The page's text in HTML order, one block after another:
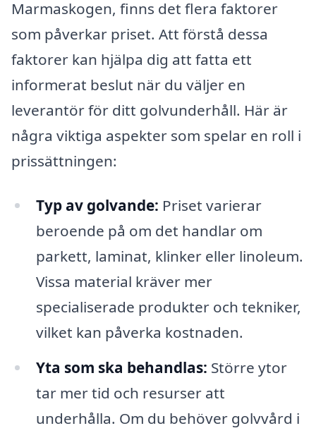
Marmaskogen, finns det flera faktorer
som påverkar priset. Att förstå dessa
faktorer kan hjälpa dig att fatta ett
informerat beslut när du väljer en
leverantör för ditt golvunderhåll. Här är
några viktiga aspekter som spelar en roll i
prissättningen:
Typ av golvande: Priset varierar
beroende på om det handlar om
parkett, laminat, klinker eller linoleum.
Vissa material kräver mer
specialiserade produkter och tekniker,
vilket kan påverka kostnaden.
Yta som ska behandlas: Större ytor
tar mer tid och resurser att
underhålla. Om du behöver golvvård i